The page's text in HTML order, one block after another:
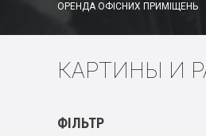
ОРЕНДА ОФІСНИХ ПРИМІЩЕНЬ
КАРТИНЫ И
ФІЛЬТР